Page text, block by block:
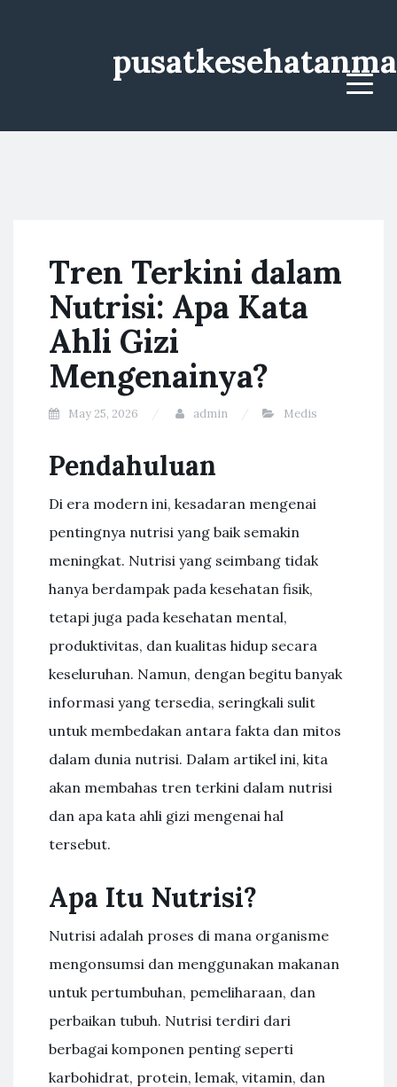
Menu
Tren Terkini dalam
Nutrisi: Apa Kata
Ahli Gizi
Mengenainya?
May 25, 2026 admin Medis
Pendahuluan
Di era modern ini, kesadaran mengenai
pentingnya nutrisi yang baik semakin
meningkat. Nutrisi yang seimbang tidak
hanya berdampak pada kesehatan fisik,
tetapi juga pada kesehatan mental,
produktivitas, dan kualitas hidup secara
keseluruhan. Namun, dengan begitu banyak
informasi yang tersedia, seringkali sulit
untuk membedakan antara fakta dan mitos
dalam dunia nutrisi. Dalam artikel ini, kita
akan membahas tren terkini dalam nutrisi
dan apa kata ahli gizi mengenai hal
tersebut.
Apa Itu Nutrisi?
Nutrisi adalah proses di mana organisme
mengonsumsi dan menggunakan makanan
untuk pertumbuhan, pemeliharaan, dan
perbaikan tubuh. Nutrisi terdiri dari
berbagai komponen penting seperti
karbohidrat, protein, lemak, vitamin, dan